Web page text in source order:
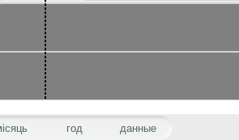
год данные